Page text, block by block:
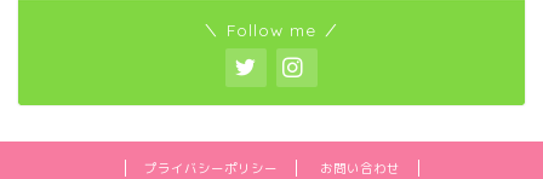
＼ Follow me ／
プライバシーポリシー お問い合わせ